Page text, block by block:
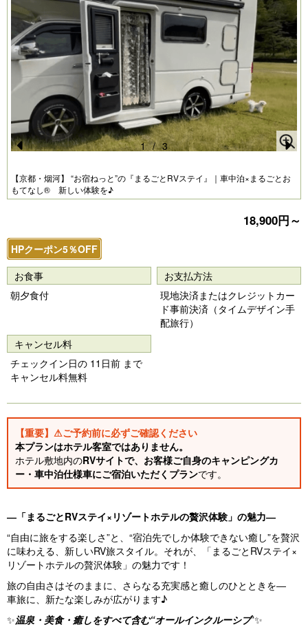
e
vi
u
s
【京都・烟河】 “お宿ねっと”の『まるごとRVステイ』｜車中泊×まるごとお
もてなし® 新しい体験を♪
e
xt
1 / 3
18,900円～
HPクーポン5％OFF
お食事
朝夕食付
お支払方法
現地決済またはクレジットカー
ド事前決済（タイムデザイン手
配旅行）
キャンセル料
チェックイン日の 11日前 まで
キャンセル料無料
【重要】⚠ご予約前に必ずご確認ください
本プランはホテル客室ではありません。
ホテル敷地内のRVサイトで、お客様ご自身のキャンピングカ
ー・車中泊仕様車にご宿泊いただくプランです。
―「まるごとRVステイ×リゾートホテルの贅沢体験」の魅力―
“自由に旅をする楽しさ”と、“宿泊先でしか体験できない癒し”を贅沢
に味わえる、新しいRV旅スタイル。それが、「まるごとRVステイ×
リゾートホテルの贅沢体験」の魅力です！
旅の自由さはそのままに、さらなる充実感と癒しのひとときを―
車旅に、新たな楽しみが広がります♪
✨温泉・美食・癒しをすべて含む“オールインクルーシブ”✨